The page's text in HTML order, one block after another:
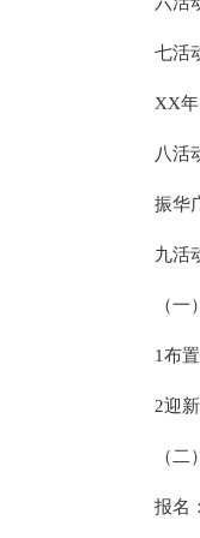
七活
XX
八活
振华
九活
（
1布
2迎
（
报名：